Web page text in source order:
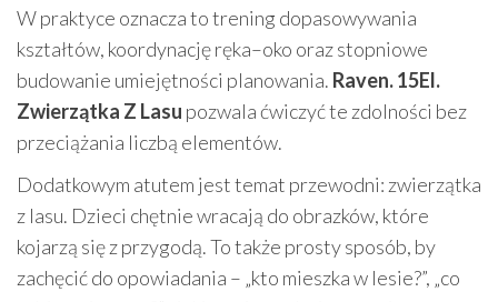
W praktyce oznacza to trening dopasowywania
kształtów, koordynację ręka–oko oraz stopniowe
budowanie umiejętności planowania. Raven. 15El.
Zwierzątka Z Lasu pozwala ćwiczyć te zdolności bez
przeciążania liczbą elementów.
Dodatkowym atutem jest temat przewodni: zwierzątka
z lasu. Dzieci chętnie wracają do obrazków, które
kojarzą się z przygodą. To także prosty sposób, by
zachęcić do opowiadania – „kto mieszka w lesie?”, „co